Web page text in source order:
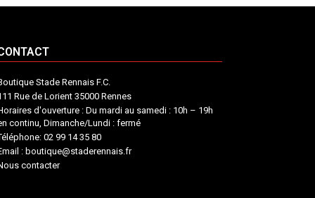
Stade Rennais F.C.
Rue de Lorient 35000 Rennes
d'ouverture : Du mardi au samedi : 10h – 19h
continu, Dimanche/Lundi : fermé
02 99 14 35 80
: boutique@staderennais.fr
contacter